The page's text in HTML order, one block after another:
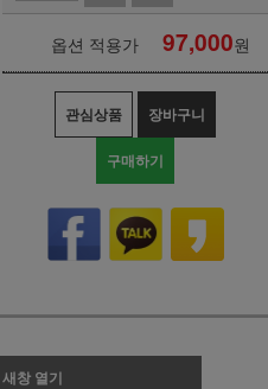
옵션 적용가 97,000원
관심상품 장바구니
구매하기
창 열기